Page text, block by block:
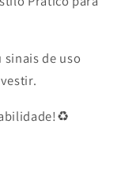
de uso